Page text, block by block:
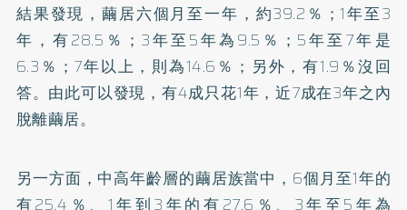
結果發現，繭居六個月至一年，約39.2％；1年至3
年，有28.5％；3年至5年為9.5％；5年至7年是
6.3％；7年以上，則為14.6％；另外，有1.9％沒回
答。由此可以發現，有4成只花1年，近7成在3年之內
脫離繭居。
另一方面，中高年齡層的繭居族當中，6個月至1年的
有25.4％、1年到3年的有27.6％、3年至5年為